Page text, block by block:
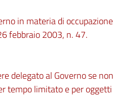
in materia di occupazione
febbraio 2003, n. 47.
delegato al Governo se non
tempo limitato e per oggetti